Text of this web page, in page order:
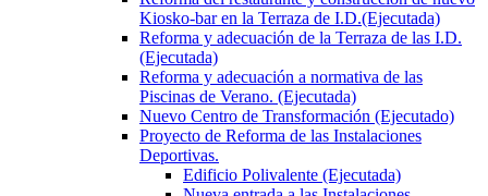
Kiosko-bar en la Terraza de I.D.(Ejecutada)
Reforma y adecuación de la Terraza de las I.D.
(Ejecutada)
Reforma y adecuación a normativa de las
Piscinas de Verano. (Ejecutada)
Nuevo Centro de Transformación (Ejecutado)
Proyecto de Reforma de las Instalaciones
Deportivas.
Edificio Polivalente (Ejecutada)